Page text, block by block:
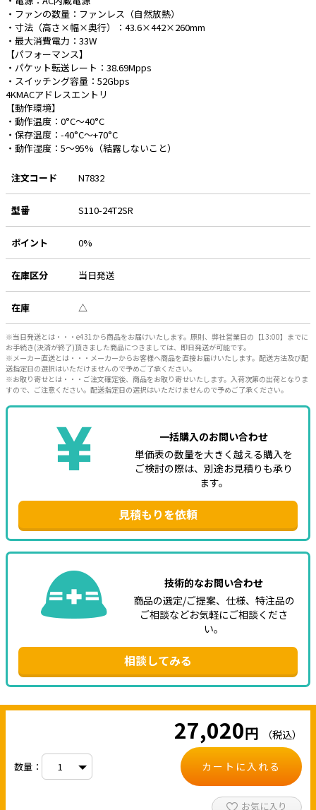
・ファンの数量：ファンレス（自然放熱）
・寸法（高さ×幅×奥行）：43.6×442×260mm
・最大消費電力：33W
【パフォーマンス】
・パケット転送レート：38.69Mpps
・スイッチング容量：52Gbps
4KMACアドレスエントリ
【動作環境】
・動作温度：0°C～40°C
・保存温度：-40°C～+70°C
・動作湿度：5～95%（結露しないこと）
注文コード N7832
型番 S110-24T2SR
ポイント 0%
在庫区分 当日発送
在庫 △
※当日発送とは・・・e431から商品をお届けいたします。原則、弊社営業日の【13:00】までに
お手続き(決済が終了)頂きました商品につきましては、即日発送が可能です。
※メーカー直送とは・・・メーカーからお客様へ商品を直接お届けいたします。配送方法及び配
送指定日の選択はいただけませんので予めご了承ください。
※お取り寄せとは・・・ご注文確定後、商品をお取り寄せいたします。入荷次第の出荷となりま
すので、ご注意ください。配送指定日の選択はいただけませんので予めご了承ください。
一括購入のお問い合わせ
単価表の数量を大きく越える購入を
ご検討の際は、別途お見積りも承り
ます。
見積もりを依頼
技術的なお問い合わせ
商品の選定/ご提案、仕様、特注品の
ご相談などお気軽にご相談くださ
い。
相談してみる
27,020円 （税込）
数量： カートに入れる
お気に入り